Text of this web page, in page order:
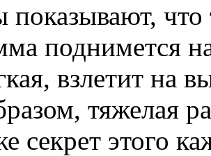
показывают,
поднимется
взлетит на
тяжелая
секрет этого